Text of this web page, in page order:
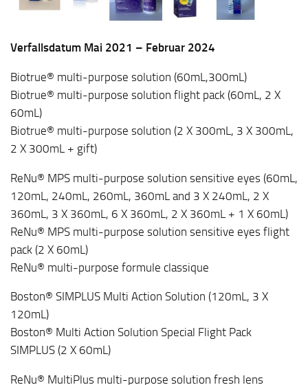
Verfallsdatum Mai 2021 – Februar 2024
Biotrue® multi-purpose solution (60mL,300mL)
Biotrue® multi-purpose solution flight pack (60mL, 2 X
60mL)
Biotrue® multi-purpose solution (2 X 300mL, 3 X 300mL,
2 X 300mL + gift)
ReNu® MPS multi-purpose solution sensitive eyes (60mL,
120mL, 240mL, 260mL, 360mL and 3 X 240mL, 2 X
360mL, 3 X 360mL, 6 X 360mL, 2 X 360mL + 1 X 60mL)
ReNu® MPS multi-purpose solution sensitive eyes flight
pack (2 X 60mL)
ReNu® multi-purpose formule classique
Boston® SIMPLUS Multi Action Solution (120mL, 3 X
120mL)
Boston® Multi Action Solution Special Flight Pack
SIMPLUS (2 X 60mL)
ReNu® MultiPlus multi-purpose solution fresh lens